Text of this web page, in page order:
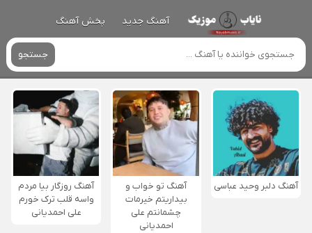
آهنگ جدید پخش آهنگ
جستجو
آهنگ دلبر وحید عباسی
آهنگ تو خواب و
بیداریتم خیرمات
چشمانتم علی
احمدیانی
آهنگ روزگار بیا مردم
واسه قلب ترک خورم
علی احمدیانی